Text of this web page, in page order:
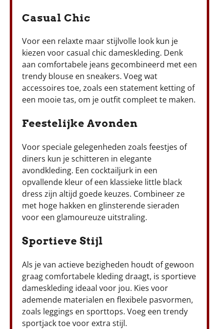
Casual Chic
Voor een relaxte maar stijlvolle look kun je
kiezen voor casual chic dameskleding. Denk
aan comfortabele jeans gecombineerd met een
trendy blouse en sneakers. Voeg wat
accessoires toe, zoals een statement ketting of
een mooie tas, om je outfit compleet te maken.
Feestelijke Avonden
Voor speciale gelegenheden zoals feestjes of
diners kun je schitteren in elegante
avondkleding. Een cocktailjurk in een
opvallende kleur of een klassieke little black
dress zijn altijd goede keuzes. Combineer ze
met hoge hakken en glinsterende sieraden
voor een glamoureuze uitstraling.
Sportieve Stijl
Als je van actieve bezigheden houdt of gewoon
graag comfortabele kleding draagt, is sportieve
dameskleding ideaal voor jou. Kies voor
ademende materialen en flexibele pasvormen,
zoals leggings en sporttops. Voeg een trendy
sportjack toe voor extra stijl.